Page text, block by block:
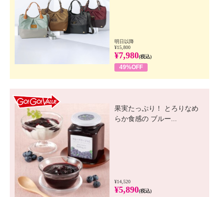
明日以降
¥15,800
¥7,980(税込)
49%OFF
果実たっぷり！ とろりなめ
らか食感の ブルー...
¥14,520
¥5,890(税込)